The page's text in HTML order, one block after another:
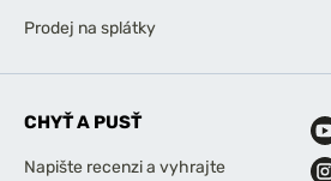
Prodej na splátky
CHYŤ A PUSŤ
Napište recenzi a vyhrajte